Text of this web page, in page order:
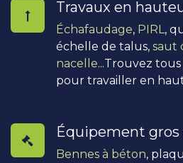
Travaux en
Échafaudage, PIRL,
échelle de talus, saut
nacelle...Trouvez
pour travailler en
Équipement
Bennes à béton,